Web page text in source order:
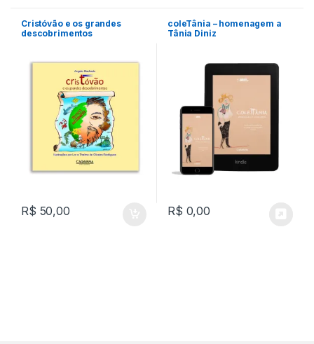
Cristóvão e os grandes
descobrimentos
R$ 50,00
coleTânia – homenagem a
Tânia Diniz
R$ 0,00